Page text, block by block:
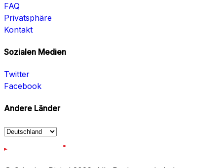
FAQ
Privatsphäre
Kontakt
Sozialen Medien
Twitter
Facebook
Andere Länder